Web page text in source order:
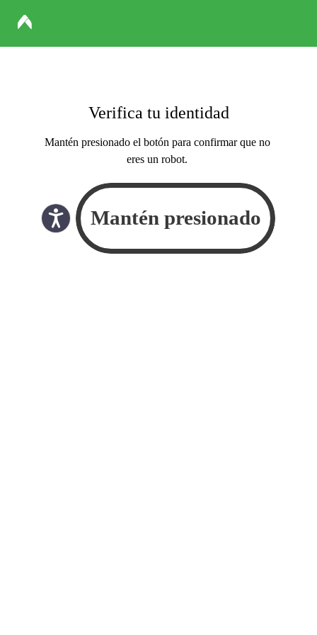
Verifica tu identidad
Mantén presionado el botón para confirmar que no
eres un robot.